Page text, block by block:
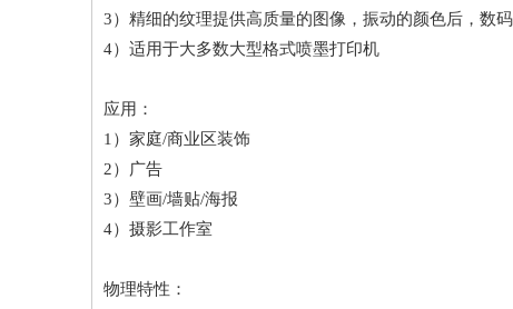
3）精细的纹理提供高质量的图像，振动的颜色后，数码
4）适用于大多数大型格式喷墨打印机
应用：
1）家庭/商业区装饰
2）广告
3）壁画/墙贴/海报
4）摄影工作室
物理特性：